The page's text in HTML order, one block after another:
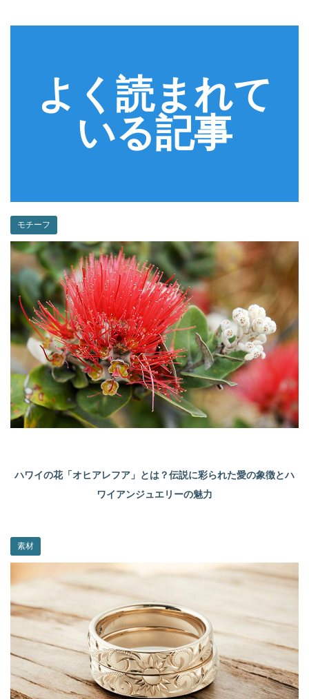
よく読まれて
いる記事
モチーフ
ハワイの花「オヒアレフア」とは？伝説に彩られた愛の象徴とハ
ワイアンジュエリーの魅力
素材